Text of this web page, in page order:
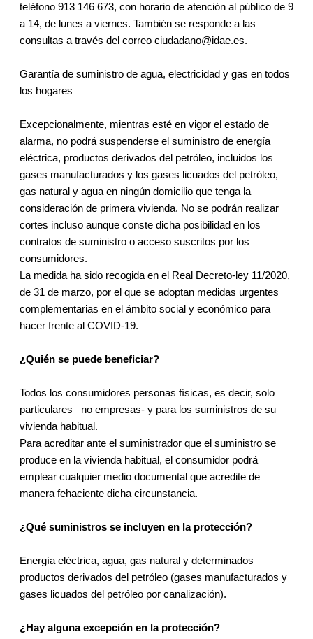
teléfono 913 146 673, con horario de atención al público de 9
a 14, de lunes a viernes. También se responde a las
consultas a través del correo ciudadano@idae.es.
Garantía de suministro de agua, electricidad y gas en todos
los hogares
Excepcionalmente, mientras esté en vigor el estado de
alarma, no podrá suspenderse el suministro de energía
eléctrica, productos derivados del petróleo, incluidos los
gases manufacturados y los gases licuados del petróleo,
gas natural y agua en ningún domicilio que tenga la
consideración de primera vivienda. No se podrán realizar
cortes incluso aunque conste dicha posibilidad en los
contratos de suministro o acceso suscritos por los
consumidores.
La medida ha sido recogida en el Real Decreto-ley 11/2020,
de 31 de marzo, por el que se adoptan medidas urgentes
complementarias en el ámbito social y económico para
hacer frente al COVID-19.
¿Quién se puede beneficiar?
Todos los consumidores personas físicas, es decir, solo
particulares –no empresas- y para los suministros de su
vivienda habitual.
Para acreditar ante el suministrador que el suministro se
produce en la vivienda habitual, el consumidor podrá
emplear cualquier medio documental que acredite de
manera fehaciente dicha circunstancia.
¿Qué suministros se incluyen en la protección?
Energía eléctrica, agua, gas natural y determinados
productos derivados del petróleo (gases manufacturados y
gases licuados del petróleo por canalización).
¿Hay alguna excepción en la protección?